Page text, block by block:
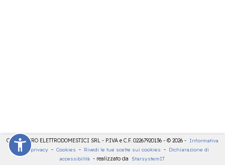
CDE CENTRO ELETTRODOMESTICI SRL - P.IVA e C.F. 02267920136 - © 2026 - Informativa
sulla privacy - Cookies - Rivedi le tue scelte sui cookies - Dichiarazione di
accessibilità - realizzato da StarsystemIT